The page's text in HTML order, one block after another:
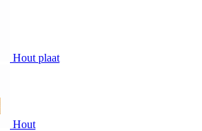
Hout plaat
Hout